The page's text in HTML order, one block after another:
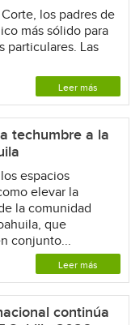
los padres de
más sólido para
particulares. Las
Leer más
techumbre a la
espacios
elevar la
la comunidad
que
conjunto...
Leer más
continúa